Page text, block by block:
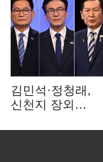
김민석·정청래,
신천지 장외
"호남 계몽 규탄"